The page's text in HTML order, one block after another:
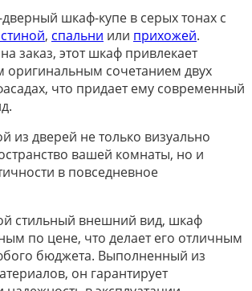
шкаф-купе в серых тонах с
, спальни или прихожей.
заказ, этот шкаф привлекает
оригинальным сочетанием двух
что придает ему современный
из дверей не только визуально
вашей комнаты, но и
в повседневное
стильный внешний вид, шкаф
по цене, что делает его отличным
бюджета. Выполненный из
он гарантирует